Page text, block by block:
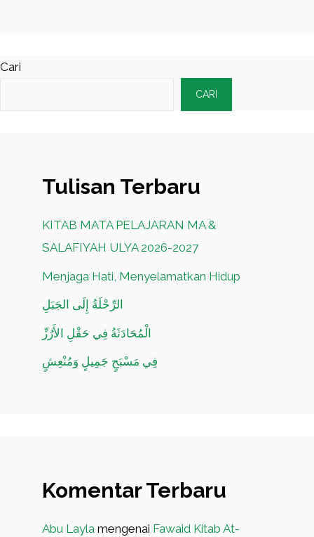
Cari
CARI
Tulisan Terbaru
KITAB MATA PELAJARAN MA &
SALAFIYAH ULYA 2026-2027
Menjaga Hati, Menyelamatkan Hidup
الرِّحْلَةُ إِلَى الجَبَلِ
الْمُحَادَثَةُ فِي حَقْلِ الأَرُزِّ
فِي مَسْبَحٍ جَمِيلٍ وَمُنْعِشٍ
Komentar Terbaru
Abu Layla mengenai Fawaid Kitab At-